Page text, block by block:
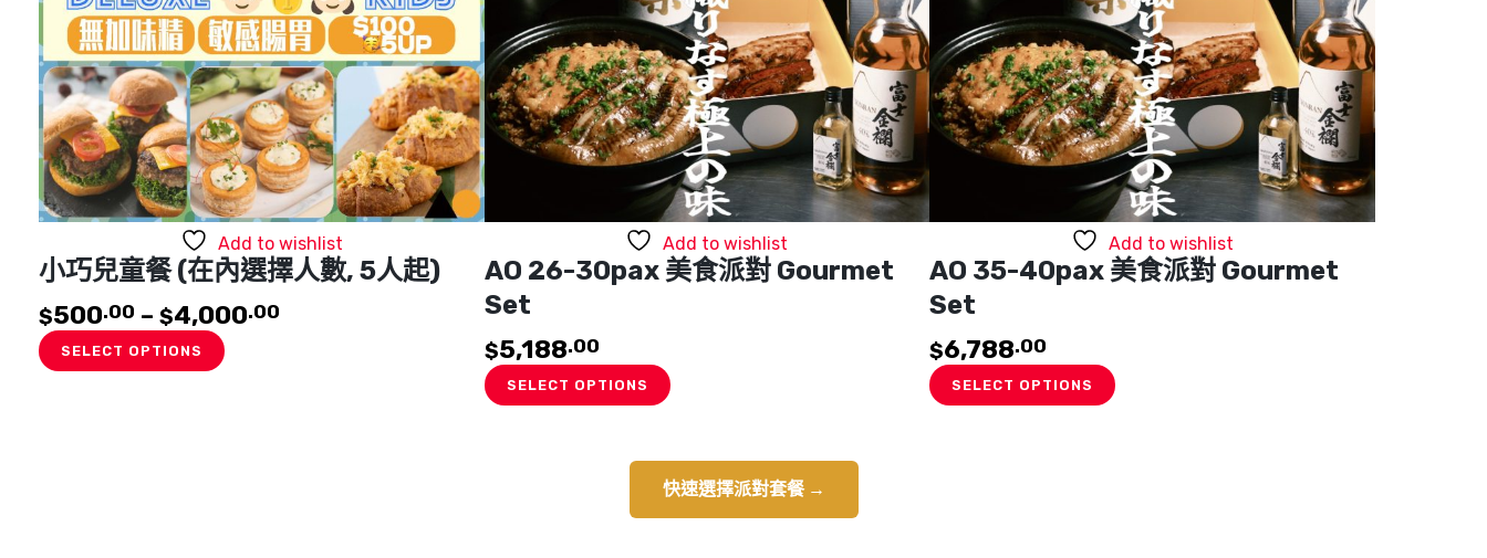
Add to wishlist
小巧兒童餐 (在內選擇人數, 5人起)
$500.00 – $4,000.00
SELECT OPTIONS
This
product
Add to wishlist
AO 26-30pax 美食派對 Gourmet
Set
$5,188.00
SELECT OPTIONS
Add to wishlist
AO 35-40pax 美食派對 Gourmet
Set
$6,788.00
SELECT OPTIONS
快速選擇派對套餐 →